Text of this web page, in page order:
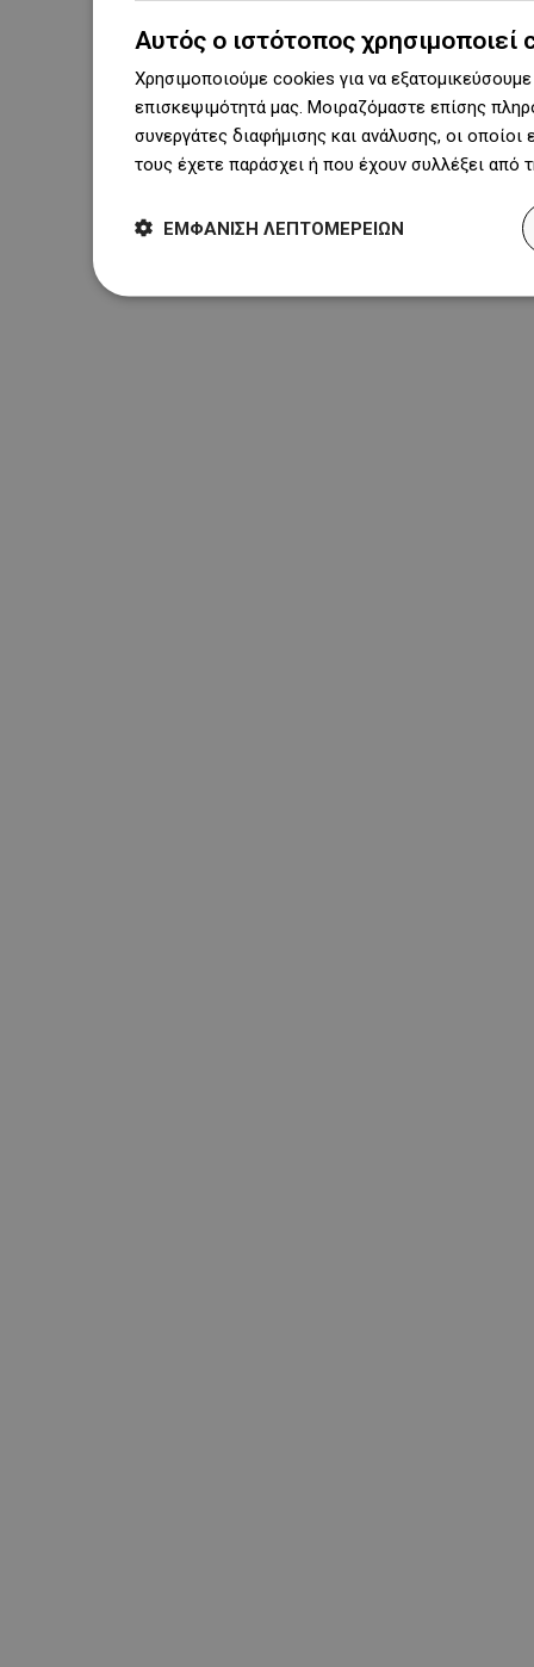
Αυτός ο ιστότοπος χρησιμοποιεί
Χρησιμοποιούμε cookies για να
επισκεψιμότητά μας. Μοιραζόμαστε επίσης
συνεργάτες διαφήμισης και ανάλυσης, οι
τους έχετε παράσχει ή που έχουν συλλέξει
ΕΜΦΆΝΙΣΗ ΛΕΠΤΟΜΕΡΕΙΏΝ